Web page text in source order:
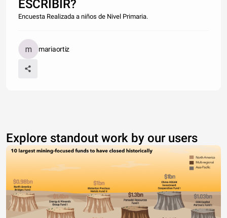
ESCRIBIR?
Encuesta Realizada a niños de Nivel Primaria.
mariaortiz
Explore standout work by our users